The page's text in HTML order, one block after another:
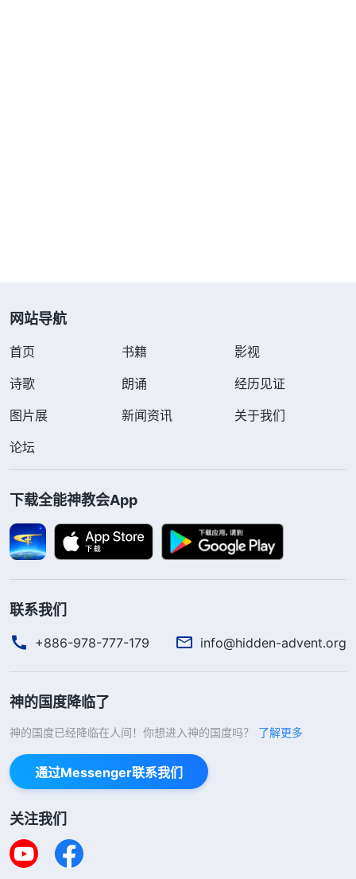
畅，心里别害怕、抵触、拒绝不顺的事情发生，而是
应该放下这种抵触，安静下来，来到神面前，有顺服
也不拒绝所谓的厄运，把自己的心、把全人交给神，
让神作，让神摆布，顺服神的摆布安排，神会按时分
量地赐给你所需的，神会按照你的所需、你的缺少来
摆设你所需要的环境、需要的人事物，让你在临到的
人事物中学到你该学的功课。当然，这一切的前提就
是你得有顺服神摆布安排的心态。所以，不要追求完
美，不要拒绝、害怕任何的不如意、任何的难堪或者
深处抵触这些不好的事情的发生。
气好的人临到事不从神领受、不根据神的话看事，一
临到不如意的事就埋怨自己倒霉，活在消沉中，这是
咎由自取。我感到很扎心。现在教会弟兄姊妹遭到抓
捕迫害，文字人员一次次搬家，还有两个姊妹也可能
被抓失联了，我作为负责人应该帮助扶持弟兄姊妹，
把工作担起来尽到自己的责任。但我不寻求神的心
沉压抑中想逃避拒绝这个本分，这不是不务正业、不
走正道吗？我不应该用运气好坏来衡量，不管临到什
网站导航
首页 书籍
影视
诗歌
朗诵
经历见证
图片展
新闻资讯
关于我们
论坛
下载全能神教会App
联系我们
+886-978-777-179 info@hidden-advent.org
神的国度降临了
神的国度已经降临在人间！你想进入神的国度吗？ 了解更多
通过Messenger联系我们
关注我们